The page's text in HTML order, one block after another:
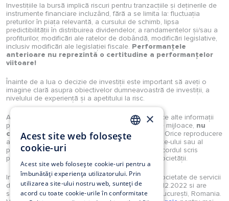
Investițiile la bursă implică riscuri pentru tranzacțiile și deținerile de
instrumente financiare incluzând, fără a se limita la: fluctuația
preturilor în piața relevantă, a cursului de schimb, lipsa
predictibilității în distribuirea dividendelor, a randamentelor și/sau a
profiturilor, modificări ale ratelor de dobândă, modificări legislative,
inclusiv modificări ale legislației fiscale. Performanțele
anterioare nu reprezintă o certitudine a performanțelor
viitoare!
Înainte de a lua o decizie de investiții este important să aveți o
imagine clară asupra obiectivelor dumneavoastră de investiții, a
nivelului de experiență și a apetitului la risc.
Analizele, studiile, opiniile, știrile, prețurile sau orice alte informații
puse la dispoziție de Investimental S.A., prin orice mijloace, nu
constituie recomandări de tranzacționare
. Orice reproducere
a acestora sau a oricărui tip de conținut al website-ului sau al
portalului Investimental sunt strict interzise fără acordul scris
prealabil și explicit al unui reprezentant legal al societății.
Investimental S.A. este autorizată în calitate de societate de servicii
de investiții financiare prin Decizia ASF nr. 160/12.12.2022 si are
sediul in Strada Munții Tatra 4-10, et.2, sector 1, București, Romania.
ROMANIAN
×
Acest site web folosește
cookie-uri
Acest site web folosește cookie-uri pentru a
îmbunătăți experiența utilizatorului. Prin
utilizarea site-ului nostru web, sunteți de
acord cu toate cookie-urile în conformitate